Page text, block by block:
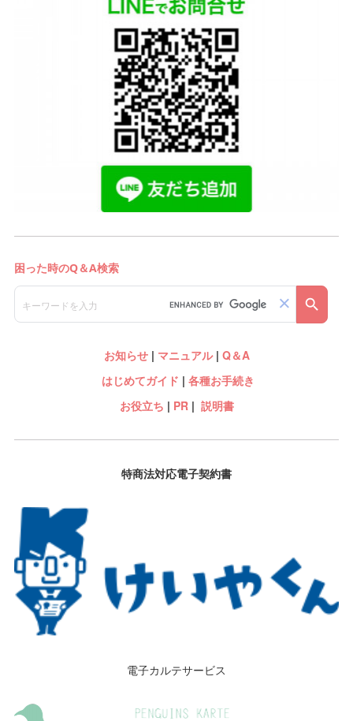
お知らせ| マニュアル| Q＆A
はじめてガイド | 各種お手続き
お役立ち | PR| 説明書
特商法対応電子契約書
電子カルテサービス